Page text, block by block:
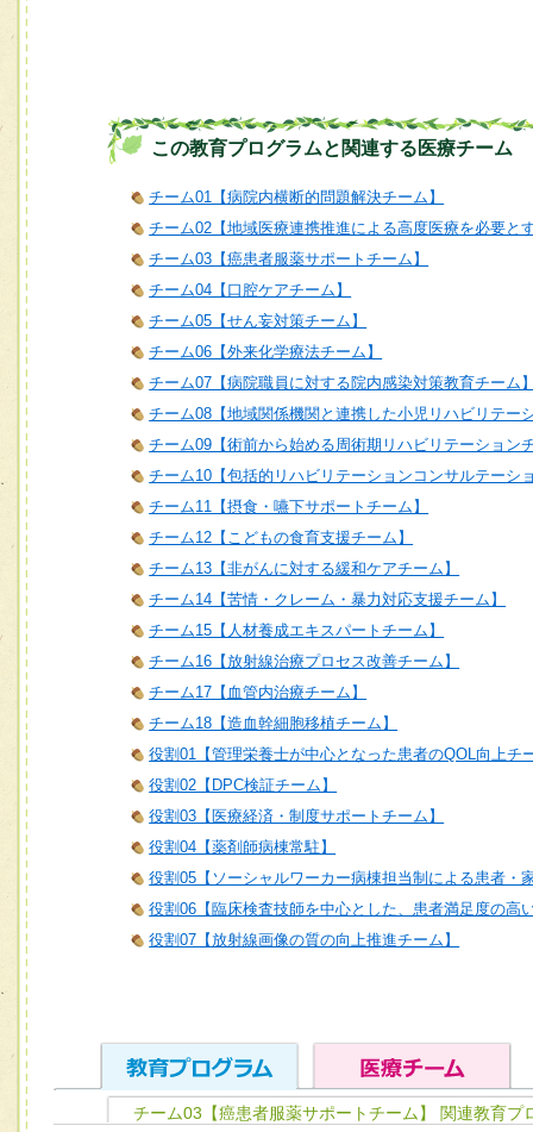
この教育プログラムと関連する医療チーム
チーム01【病院内横断的問題解決チーム】
チーム02【地域医療連携推進による高度医療を必要と
チーム03【癌患者服薬サポートチーム】
チーム04【口腔ケアチーム】
チーム05【せん妄対策チーム】
チーム06【外来化学療法チーム】
チーム07【病院職員に対する院内感染対策教育チーム
チーム08【地域関係機関と連携した小児リハビリテー
チーム09【術前から始める周術期リハビリテーション
チーム10【包括的リハビリテーションコンサルテーシ
チーム11【摂食・嚥下サポートチーム】
チーム12【こどもの食育支援チーム】
チーム13【非がんに対する緩和ケアチーム】
チーム14【苦情・クレーム・暴力対応支援チーム】
チーム15【人材養成エキスパートチーム】
チーム16【放射線治療プロセス改善チーム】
チーム17【血管内治療チーム】
チーム18【造血幹細胞移植チーム】
役割01【管理栄養士が中心となった患者のQOL向上チ
役割02【DPC検証チーム】
役割03【医療経済・制度サポートチーム】
役割04【薬剤師病棟常駐】
役割05【ソーシャルワーカー病棟担当制による患者・
役割06【臨床検査技師を中心とした、患者満足度の高
役割07【放射線画像の質の向上推進チーム】
チーム03【癌患者服薬サポートチーム】 関連教育プ